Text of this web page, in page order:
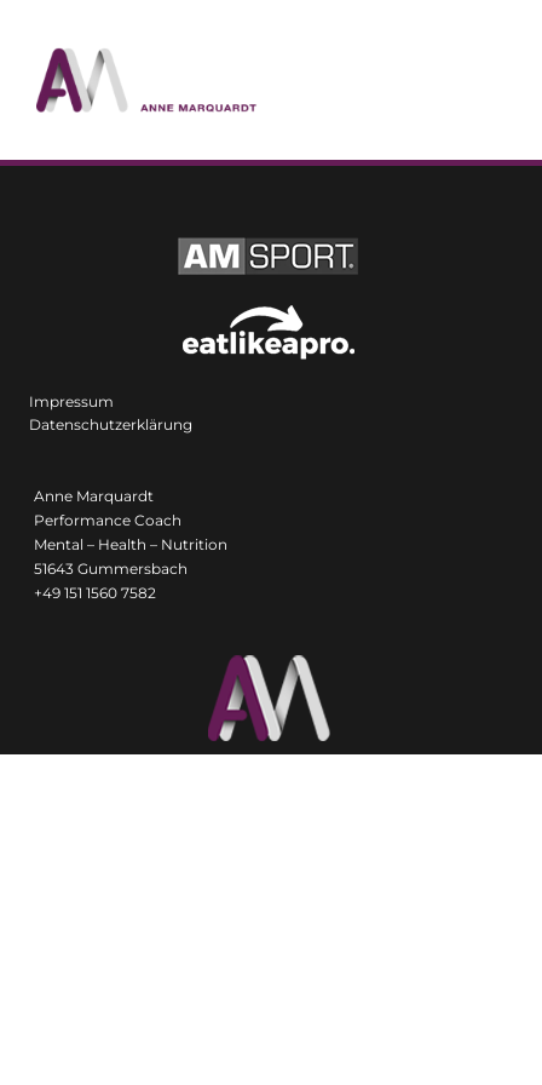
Impressum
Datenschutzerklärung
Anne Marquardt
Performance Coach
Mental – Health – Nutrition
51643 Gummersbach
+49 151 1560 7582